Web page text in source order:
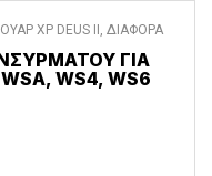
XP DEUS II , ΔΙΑΦΟΡΑ
ΓΙΑ
WS4, WS6